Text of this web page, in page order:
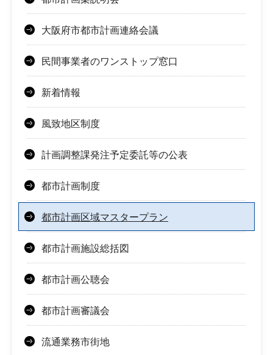
大阪府市都市計画連絡会議
民間事業者のワンストップ窓口
新着情報
風致地区制度
計画調整課発注予定委託等の公表
都市計画制度
都市計画区域マスタープラン
都市計画施設総括図
都市計画公聴会
都市計画審議会
流通業務市街地